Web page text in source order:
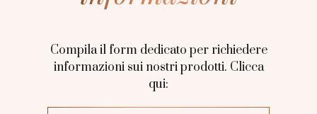
Compila il form dedicato per richiedere
informazioni sui nostri prodotti. Clicca
qui: